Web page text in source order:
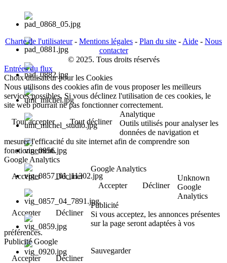
Charte de l'utilisateur- Mentions légales - Plan du site - Aide - Nous
contacter
© 2025. Tous droits réservés
Entrées du flux
Choix utilisateur pour les Cookies
Nous utilisons des cookies afin de vous proposer les meilleurs
services possibles. Si vous déclinez l'utilisation de ces cookies, le
site web pourrait ne pas fonctionner correctement.
Tout accepter
Tout décliner
Analytique
Outils utilisés pour analyser les
données de navigation et
mesurer l'efficacité du site internet afin de comprendre son
fonctionnement.
Google Analytics
Accepter
Décliner
Google Analytics
Accepter
Décliner
Unknown
Google
Analytics
Accepter
Décliner
Publicité
Si vous acceptez, les annonces présentes
sur la page seront adaptées à vos
préférences.
Publicité Google
Accepter
Décliner
Sauvegarder